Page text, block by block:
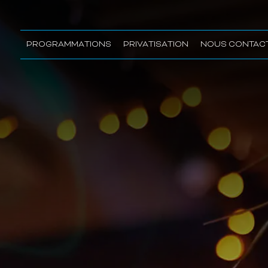
PROGRAMMATIONS PRIVATISATION NOUS